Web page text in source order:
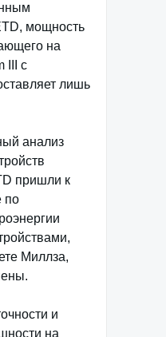
мощность
на
III с
лишь
анализ
пришли к
по
Миллза,
и
на